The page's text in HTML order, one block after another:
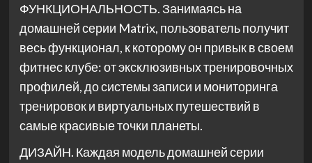
ФУНКЦИОНАЛЬНОСТЬ. Занимаясь на
домашней серии Matrix, пользователь получит
весь функционал, к которому он привык в своем
фитнес клубе: от эксклюзивных тренировочных
профилей, до системы записи и мониторинга
тренировок и виртуальных путешествий в
самые красивые точки планеты.
ДИЗАЙН. Каждая модель домашней серии